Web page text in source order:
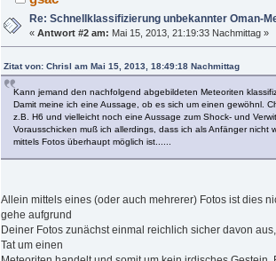
Re: Schnellklassifizierung unbekannter Oman-
«Antwort #2 am: Mai 15, 2013, 21:19:33 Nachmittag »
Zitat von: Chrisl am Mai 15, 2013, 18:49:18 Nachmittag
Kann jemand den nachfolgend abgebildeten Meteoriten
Damit meine ich eine Aussage, ob es sich um einen gewöhnl.
z.B. H6 und vielleicht noch eine Aussage zum Shock- und
Vorausschicken muß ich allerdings, dass ich als Anfänger nicht
mittels Fotos überhaupt möglich ist......
Allein mittels eines (oder auch mehrerer) Fotos ist dies
gehe aufgrund
Deiner Fotos zunächst einmal reichlich sicher davon
Tat um einen